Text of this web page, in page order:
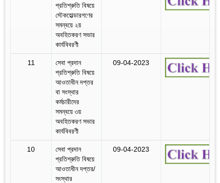
প্রতিশ্রুতি বিষয়ে
স্টেকহোল্ডারগণের
সমন্বয়ে ২য়
অবহিতকরণ সভার
কার্যবিবরণী
11
সেবা প্রদান
প্রতিশ্রুতি বিষয়ে
আওতাধীন দপ্তর
বা সংস্থার
কর্মচারীদের
সমন্বয়ে ৩য়
অবহিতকরণ সভার
কার্যবিবরণী
09-04-2023
10
সেবা প্রদান
প্রতিশ্রুতি বিষয়ে
আওতাধীন দপ্তর/
সংস্থার
09-04-2023